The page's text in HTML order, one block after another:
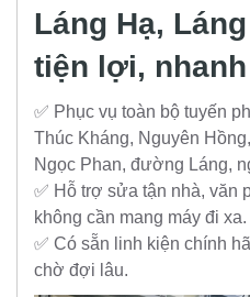
Láng Hạ,
tiện lợi,
✅ Phục vụ toàn bộ tuyến
Thúc Kháng, Nguyên
Ngọc Phan, đường Láng,
✅ Hỗ trợ sửa tận nhà, văn
không cần mang máy đi xa.
✅ Có sẵn linh kiện chính
chờ đợi lâu.